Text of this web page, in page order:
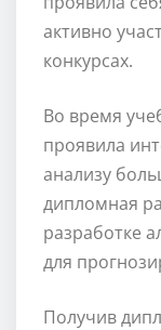
активно
конкурсах.
Во время
проявила
анализу
дипломная
разработке
для
Получив